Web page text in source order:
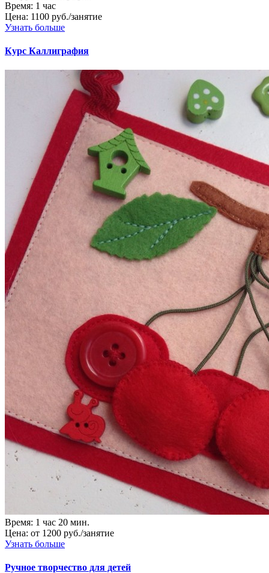
Время: 1 час
Цена: 1100 руб./занятие
Узнать больше
Курс Каллиграфия
Время: 1 час 20 мин.
Цена: от 1200 руб./занятие
Узнать больше
Ручное творчество для детей